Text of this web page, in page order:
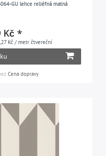
GU lehce reliéfná matná
Kč *
Kč / metr čtvereční
Cena dopravy